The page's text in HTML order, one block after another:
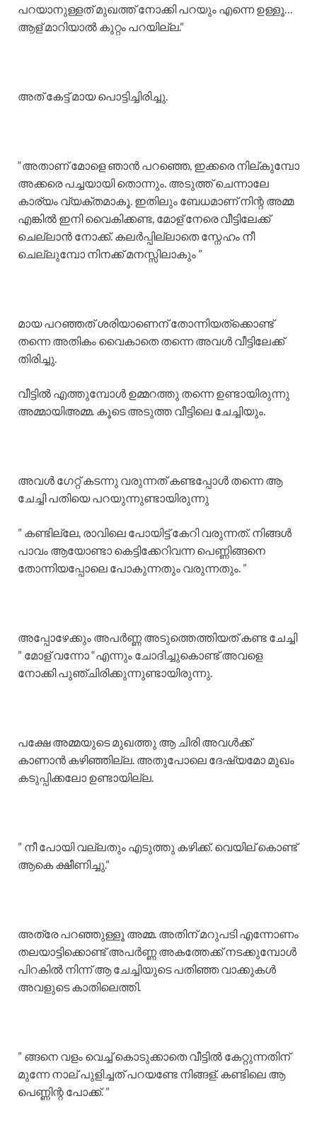
പറയാനുള്ളത് മുഖത്ത്‌ നോക്കി പറയും എന്നെ ഉള്ളൂ…
ആള് മാറിയാൽ കുറ്റം പറയില്ല.”
അത് കേട്ട് മായ പൊട്ടിച്ചിരിച്ചു.
“അതാണ്‌ മോളെ ഞാൻ പറഞ്ഞെ, ഇക്കരെ നില്കുമ്പോ
അക്കരെ പച്ചയായി തൊന്നും. അടുത്ത് ചെന്നാലേ
കാര്യം വ്യക്തമാകൂ. ഇതിലും ബേധമാണ് നിന്റ അമ്മ
എങ്കിൽ ഇനി വൈകിക്കണ്ട, മോള് നേരെ വീട്ടിലേക്ക്
ചെല്ലാൻ നോക്ക്. കലർപ്പില്ലാതെ സ്നേഹം നീ
ചെല്ലുമ്പോ നിനക്ക് മനസ്സിലാകും ”
മായ പറഞ്ഞത് ശരിയാണെന് തോന്നിയത്ക്കൊണ്ട്
തന്നെ അതികം വൈകാതെ തന്നെ അവൾ വീട്ടിലേക്ക്
തിരിച്ചു.
വീട്ടിൽ എത്തുമ്പോൾ ഉമ്മറത്തു തന്നെ ഉണ്ടായിരുന്നു
അമ്മായിഅമ്മ. കൂടെ അടുത്ത വീട്ടിലെ ചേച്ചിയും.
അവൾ ഗേറ്റ് കടന്നു വരുന്നത് കണ്ടപ്പോൾ തന്നെ ആ
ചേച്ചി പതിയെ പറയുന്നുണ്ടായിരുന്നു
” കണ്ടില്ലേ, രാവിലെ പോയിട്ട് കേറി വരുന്നത്. നിങ്ങൾ
പാവം ആയോണ്ടാ കെട്ടിക്കേറിവന്ന പെണ്ണിങ്ങനെ
തോന്നിയപ്പോലെ പോകുന്നതും വരുന്നതും. ”
അപ്പോഴേക്കും അപർണ്ണ അടുത്തെത്തിയത് കണ്ട ചേച്ചി
” മോള് വന്നോ “എന്നും ചോദിച്ചുകൊണ്ട് അവളെ
നോക്കി പുഞ്ചിരിക്കുന്നുണ്ടായിരുന്നു.
പക്ഷേ അമ്മയുടെ മുഖത്തു ആ ചിരി അവൾക്ക്
കാണാൻ കഴിഞ്ഞില്ല. അതുപോലെ ദേഷ്യമോ മുഖം
കടുപ്പിക്കലോ ഉണ്ടായില്ല.
” നീ പോയി വല്ലതും എടുത്തു കഴിക്ക്. വെയില് കൊണ്ട്
ആകെ ക്ഷീണിച്ചു.”
അത്രേ പറഞ്ഞുള്ളൂ അമ്മ. അതിന് മറുപടി എന്നോണം
തലയാട്ടിക്കൊണ്ട് അപർണ്ണ അകത്തേക്ക് നടക്കുമ്പോൾ
പിറകിൽ നിന്ന് ആ ചേച്ചിയുടെ പതിഞ്ഞ വാക്കുകൾ
അവളുടെ കാതിലെത്തി.
” ങ്ങനെ വളം വെച്ച് കൊടുക്കാതെ വീട്ടിൽ കേറ്റുന്നതിന്
മുന്നേ നാല് പുളിച്ചത് പറയണ്ടേ നിങ്ങള്. കണ്ടിലെ ആ
പെണ്ണിന്റ പോക്ക്. ”